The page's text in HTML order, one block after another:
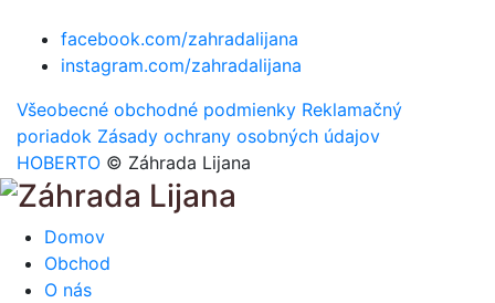
facebook.com/zahradalijana
instagram.com/zahradalijana
Všeobecné obchodné podmienky Reklamačný
poriadok Zásady ochrany osobných údajov
HOBERTO © Záhrada Lijana
Domov
Obchod
O nás